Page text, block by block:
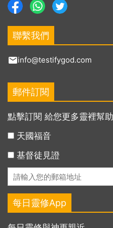
聯繫我們
info@testifygod.com
郵件訂閱
點擊訂閱 給您更多靈裡幫助
天國福音
基督徒見證
每日靈修App